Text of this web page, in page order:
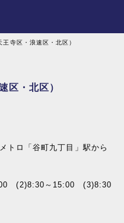
寺区・浪速区・北区）
区・北区）
トロ「谷町九丁目」駅から
(2)8:30～15:00 (3)8:30